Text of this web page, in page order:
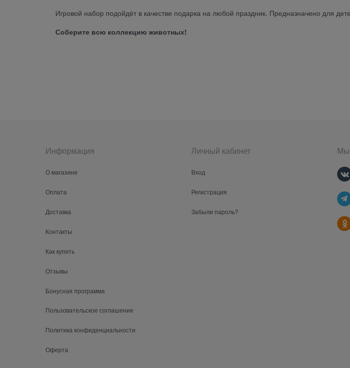
Игровой набор подойдёт в качестве подарка на любой праздник. Предназначено для
Соберите всю коллекцию животных!
Информация
О магазине
Оплата
Доставка
Контакты
Как купить
Отзывы
Бонусная программа
Пользовательское соглашение
Политика конфиденциальности
Оферта
Личный кабинет
Вход
Регистрация
Забыли пароль?
Мы